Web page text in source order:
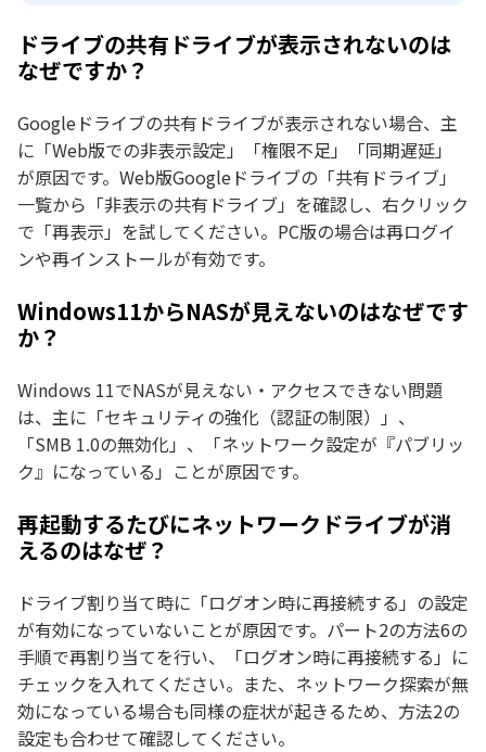
ドライブの共有ドライブが表示されないのは
なぜですか？
Googleドライブの共有ドライブが表示されない場合、主
に「Web版での非表示設定」「権限不足」「同期遅延」
が原因です。Web版Googleドライブの「共有ドライブ」
一覧から「非表示の共有ドライブ」を確認し、右クリック
で「再表示」を試してください。PC版の場合は再ログイ
ンや再インストールが有効です。
Windows11からNASが見えないのはなぜです
か？
Windows 11でNASが見えない・アクセスできない問題
は、主に「セキュリティの強化（認証の制限）」、
「SMB 1.0の無効化」、「ネットワーク設定が『パブリッ
ク』になっている」ことが原因です。
再起動するたびにネットワークドライブが消
えるのはなぜ？
ドライブ割り当て時に「ログオン時に再接続する」の設定
が有効になっていないことが原因です。パート2の方法6の
手順で再割り当てを行い、「ログオン時に再接続する」に
チェックを入れてください。また、ネットワーク探索が無
効になっている場合も同様の症状が起きるため、方法2の
設定も合わせて確認してください。